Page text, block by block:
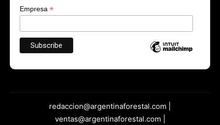
Empresa *
redaccion@argentinaforestal.com |
ventas@argentinaforestal.com |